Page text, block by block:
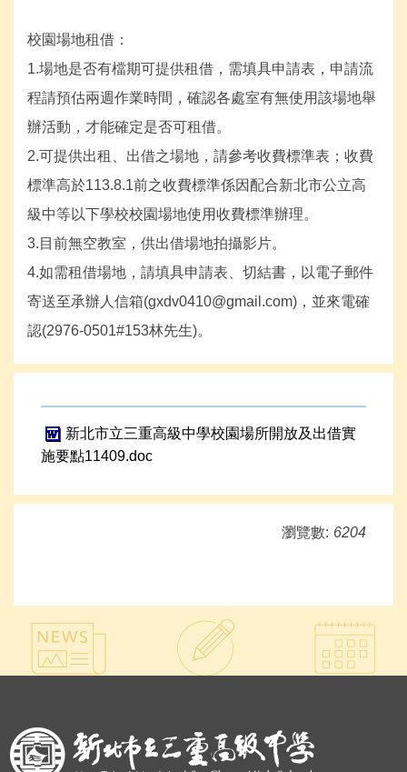
校園場地租借：
1.場地是否有檔期可提供租借，需填具申請表，申請流
程請預估兩週作業時間，確認各處室有無使用該場地舉
辦活動，才能確定是否可租借。
2.可提供出租、出借之場地，請參考收費標準表；收費
標準高於113.8.1前之收費標準係因配合新北市公立高
級中等以下學校校園場地使用收費標準辦理。
3.目前無空教室，供出借場地拍攝影片。
4.如需租借場地，請填具申請表、切結書，以電子郵件
寄送至承辦人信箱(gxdv0410@gmail.com)，並來電確
認(2976-0501#153林先生)。
新北市立三重高級中學校園場所開放及出借實
施要點11409.doc
瀏覽數: 6204